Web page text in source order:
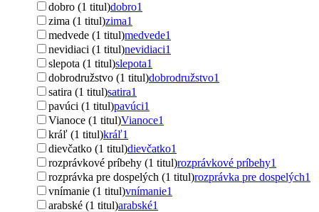
dobro (1 titul)dobro1
zima (1 titul)zima1
medvede (1 titul)medvede1
nevidiaci (1 titul)nevidiaci1
slepota (1 titul)slepota1
dobrodružstvo (1 titul)dobrodružstvo1
satira (1 titul)satira1
pavúci (1 titul)pavúci1
Vianoce (1 titul)Vianoce1
kráľ (1 titul)kráľ1
dievčatko (1 titul)dievčatko1
rozprávkové príbehy (1 titul)rozprávkové príbehy1
rozprávka pre dospelých (1 titul)rozprávka pre dospelých1
vnímanie (1 titul)vnímanie1
arabské (1 titul)arabské1